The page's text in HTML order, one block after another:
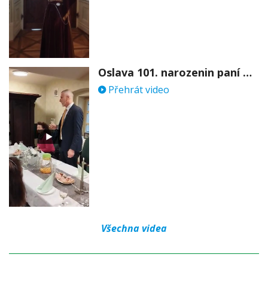
Oslava 101. narozenin paní Věry Skořepové
Přehrát video
Všechna videa